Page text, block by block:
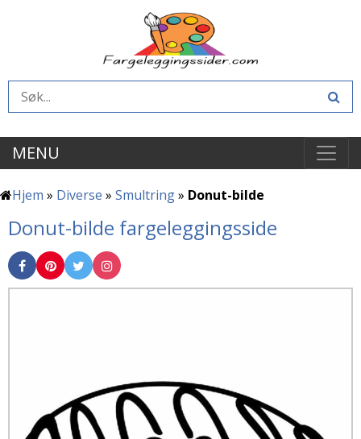
MENU
Hjem » Diverse » Smultring» Donut-bilde
Donut-bilde fargeleggingsside